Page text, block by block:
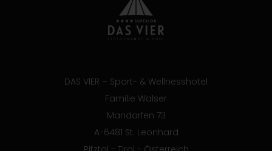
DAS VIER – Sport- & Wellnesshotel
Familie Walser
Mandarfen 73
A-6481 St. Leonhard